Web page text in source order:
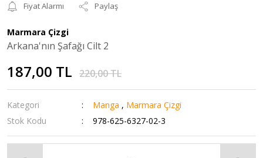
Fiyat Alarmı
Paylaş
Marmara Çizgi
Arkana'nın Şafağı Cilt 2
187,00 TL 220,00 TL
Kategori Manga , Marmara Çizgi
Stok Kodu
978-625-6327-02-3